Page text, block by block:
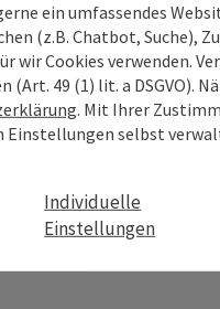
Deine
ein umfassendes
(z.B. Chatbot, Suche),
wir Cookies verwenden.
49 (1) lit. a DSGVO).
. Mit Ihrer
Einstellungen selbst
Individuelle
Einstellungen